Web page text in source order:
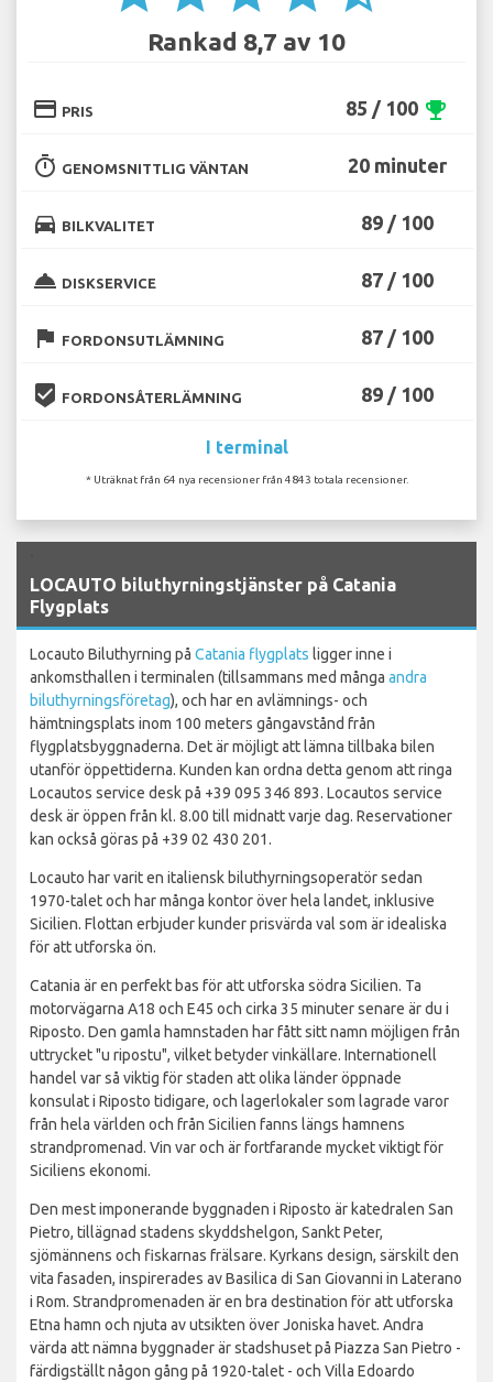
Rankad 8,7 av 10
credit_card PRIS 85 / 100 emoji_events
timer GENOMSNITTLIG VÄNTAN 20 minuter
directions_car BILKVALITET 89 / 100
room_service DISKSERVICE 87 / 100
flag FORDONSUTLÄMNING 87 / 100
beenhere FORDONSÅTERLÄMNING 89 / 100
I terminal
* Uträknat från 64 nya recensioner från 4843 totala recensioner.
LOCAUTO biluthyrningstjänster på Catania
Flygplats
Locauto Biluthyrning på Catania flygplats ligger inne i
ankomsthallen i terminalen (tillsammans med många andra
biluthyrningsföretag), och har en avlämnings- och
hämtningsplats inom 100 meters gångavstånd från
flygplatsbyggnaderna. Det är möjligt att lämna tillbaka bilen
utanför öppettiderna. Kunden kan ordna detta genom att ringa
Locautos service desk på +39 095 346 893. Locautos service
desk är öppen från kl. 8.00 till midnatt varje dag. Reservationer
kan också göras på +39 02 430 201.
Locauto har varit en italiensk biluthyrningsoperatör sedan
1970-talet och har många kontor över hela landet, inklusive
Sicilien. Flottan erbjuder kunder prisvärda val som är idealiska
för att utforska ön.
Catania är en perfekt bas för att utforska södra Sicilien. Ta
motorvägarna A18 och E45 och cirka 35 minuter senare är du i
Riposto. Den gamla hamnstaden har fått sitt namn möjligen från
uttrycket "u ripostu", vilket betyder vinkällare. Internationell
handel var så viktig för staden att olika länder öppnade
konsulat i Riposto tidigare, och lagerlokaler som lagrade varor
från hela världen och från Sicilien fanns längs hamnens
strandpromenad. Vin var och är fortfarande mycket viktigt för
Siciliens ekonomi.
Den mest imponerande byggnaden i Riposto är katedralen San
Pietro, tillägnad stadens skyddshelgon, Sankt Peter,
sjömännens och fiskarnas frälsare. Kyrkans design, särskilt den
vita fasaden, inspirerades av Basilica di San Giovanni in Laterano
i Rom. Strandpromenaden är en bra destination för att utforska
Etna hamn och njuta av utsikten över Joniska havet. Andra
värda att nämna byggnader är stadshuset på Piazza San Pietro -
färdigställt någon gång på 1920-talet - och Villa Edoardo